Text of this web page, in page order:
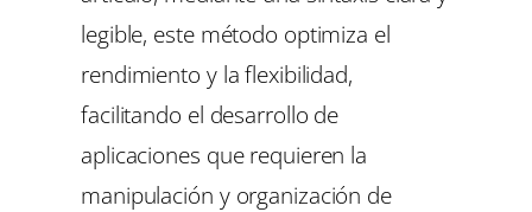
legible, este método optimiza el
rendimiento y la flexibilidad,
facilitando el desarrollo de
aplicaciones que requieren la
manipulación y organización de